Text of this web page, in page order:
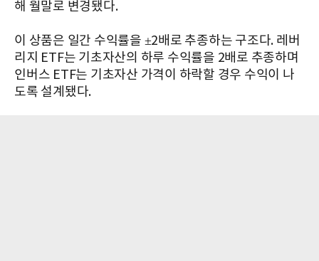
해 월말로 변경됐다.
이 상품은 일간 수익률을 ±2배로 추종하는 구조다. 레버
리지 ETF는 기초자산의 하루 수익률을 2배로 추종하며
인버스 ETF는 기초자산 가격이 하락할 경우 수익이 나
도록 설계됐다.